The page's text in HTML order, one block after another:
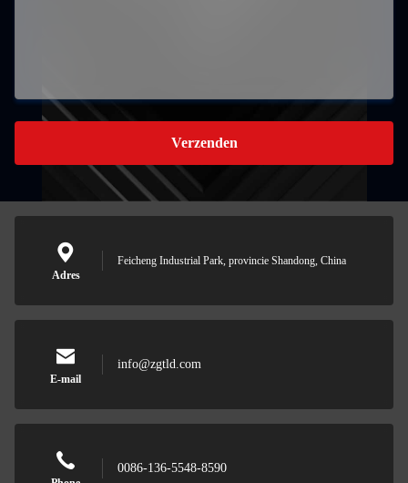
Verzenden
Adres
Feicheng Industrial Park, provincie Shandong, China
E-mail
info@zgtld.com
0086-136-5548-8590